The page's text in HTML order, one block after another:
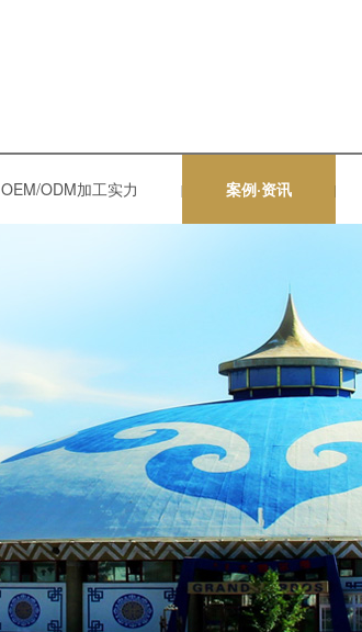
OEM/ODM加工实力 案例·资讯